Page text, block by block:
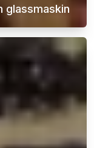
mini donuts
glassmaskin
Att göra